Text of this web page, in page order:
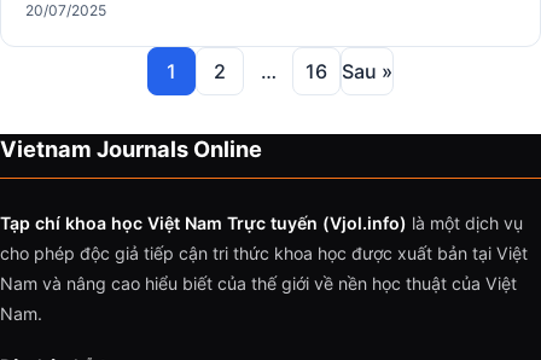
20/07/2025
1 2 … 16 Sau »
Vietnam Journals Online
Tạp chí khoa học Việt Nam Trực tuyến (Vjol.info) là một dịch vụ
cho phép độc giả tiếp cận tri thức khoa học được xuất bản tại Việt
Nam và nâng cao hiểu biết của thế giới về nền học thuật của Việt
Nam.